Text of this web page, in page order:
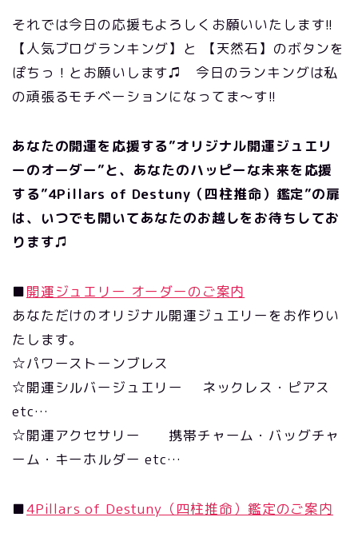
それでは今日の応援もよろしくお願いいたします!!
【人気ブログランキング】と 【天然石】のボタンを
ぽちっ！とお願いします♫ 今日のランキングは私
の頑張るモチベーションになってま～す!!
あなたの開運を応援する”オリジナル開運ジュエリ
ーのオーダー”と、あなたのハッピーな未来を応援
する”4Pillars of Destuny（四柱推命）鑑定”の扉
は、いつでも開いてあなたのお越しをお待ちしてお
ります♫
■開運ジュエリー オーダーのご案内
あなただけのオリジナル開運ジュエリーをお作りい
たします。
☆パワーストーンブレス
☆開運シルバージュエリー ネックレス・ピアス
etc…
☆開運アクセサリー 携帯チャーム・バッグチャ
ーム・キーホルダー etc…
■4Pillars of Destuny（四柱推命）鑑定のご案内